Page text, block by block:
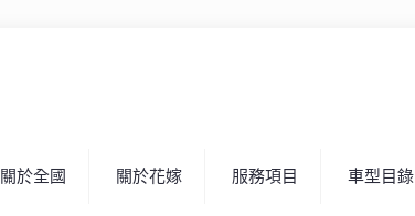
關於全國 關於花嫁 服務項目 車型目錄